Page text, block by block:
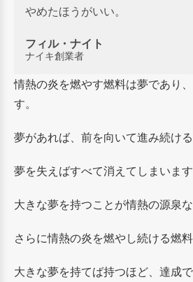
やめたほうがいい。
フィル・ナイト
ナイキ創業者
情熱の炎を燃やす燃料は夢であり
す。
夢があれば、前を向いて進み続け
夢を失えばすべて消えてしまいます
大きな夢を持つことが情熱の源泉な
さらに情熱の炎を燃やし続ける燃料
大きな夢を持てば持つほど、達成